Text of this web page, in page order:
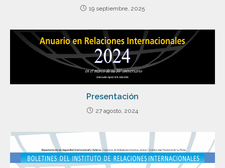
19 septiembre, 2025
Presentación
27 agosto, 2024